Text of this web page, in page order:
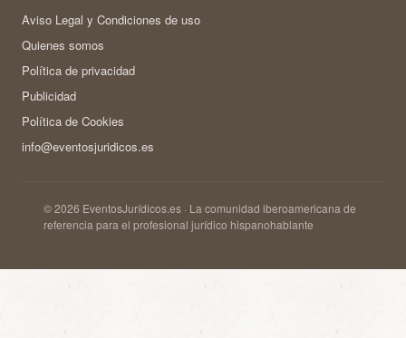
Aviso Legal y Condiciones de uso
Quienes somos
Política de privacidad
Publicidad
Política de Cookies
info@eventosjuridicos.es
© 2026 EventosJurídicos.es · La comunidad iberoamericana de
referencia para el profesional jurídico hispanohablante